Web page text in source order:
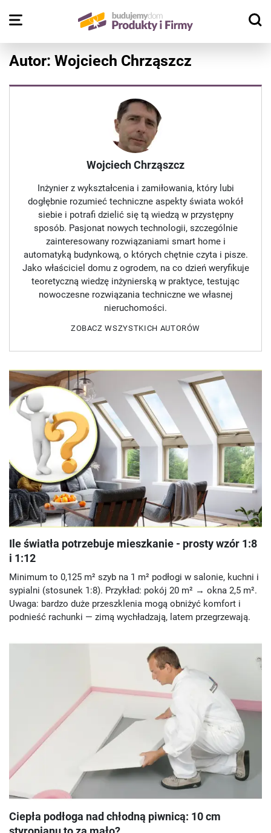
Autor: Wojciech Chrząszcz
Ile światła potrzebuje mieszkanie - prosty wzór 1:8
i 1:12
Minimum to 0,125 m² szyb na 1 m² podłogi w salonie, kuchni i
sypialni (stosunek 1:8). Przykład: pokój 20 m² → okna 2,5 m².
Uwaga: bardzo duże przeszklenia mogą obniżyć komfort i
podnieść rachunki — zimą wychładzają, latem przegrzewają.
Ciepła podłoga nad chłodną piwnicą: 10 cm
Wojciech Chrząszcz
Inżynier z wykształcenia i zamiłowania, który lubi
dogłębnie rozumieć techniczne aspekty świata wokół
siebie i potrafi dzielić się tą wiedzą w przystępny
sposób. Pasjonat nowych technologii, szczególnie
zainteresowany rozwiązaniami smart home i
automatyką budynkową, o których chętnie czyta i pisze.
Jako właściciel domu z ogrodem, na co dzień weryfikuje
teoretyczną wiedzę inżynierską w praktyce, testując
nowoczesne rozwiązania techniczne we własnej
nieruchomości.
ZOBACZ WSZYSTKICH AUTORÓW